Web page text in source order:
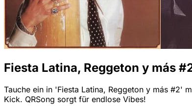
Fiesta Latina, Reggeton y más
Tauche ein in 'Fiesta Latina, Reggeton y más #2'
Kick. QRSong sorgt für endlose Vibes!